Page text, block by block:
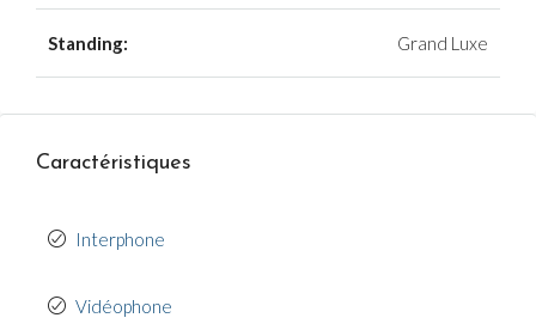
Standing: Grand Luxe
Caractéristiques
Interphone
Vidéophone